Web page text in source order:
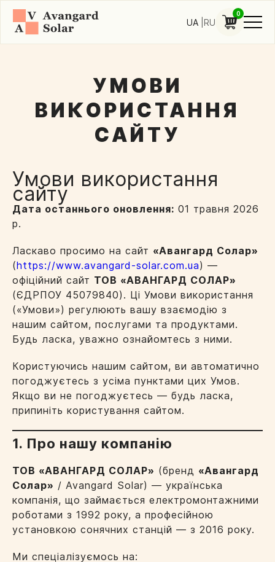
UA RU
0
УМОВИ
ВИКОРИСТАННЯ
САЙТУ
Умови використання
сайту
Дата останнього оновлення: 01 травня 2026
р.
Ласкаво просимо на сайт «Авангард Солар»
(https://www.avangard-solar.com.ua) —
офіційний сайт ТОВ «АВАНГАРД СОЛАР»
(ЄДРПОУ 45079840). Ці Умови використання
(«Умови») регулюють вашу взаємодію з
нашим сайтом, послугами та продуктами.
Будь ласка, уважно ознайомтесь з ними.
Користуючись нашим сайтом, ви автоматично
погоджуєтесь з усіма пунктами цих Умов.
Якщо ви не погоджуєтесь — будь ласка,
припиніть користування сайтом.
1. Про нашу компанію
ТОВ «АВАНГАРД СОЛАР» (бренд «Авангард
Солар» / Avangard Solar) — українська
компанія, що займається електромонтажними
роботами з 1992 року, а професійною
установкою сонячних станцій — з 2016 року.
Ми спеціалізуємось на: